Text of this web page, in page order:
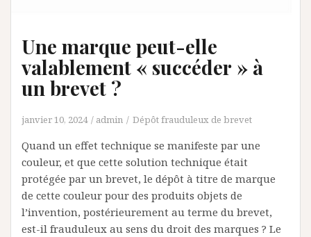
Une marque peut-elle
valablement « succéder » à
un brevet ?
janvier 10, 2024 admin Dépôt frauduleux de brevet
Quand un effet technique se manifeste par une
couleur, et que cette solution technique était
protégée par un brevet, le dépôt à titre de marque
de cette couleur pour des produits objets de
l’invention, postérieurement au terme du brevet,
est-il frauduleux au sens du droit des marques ? Le